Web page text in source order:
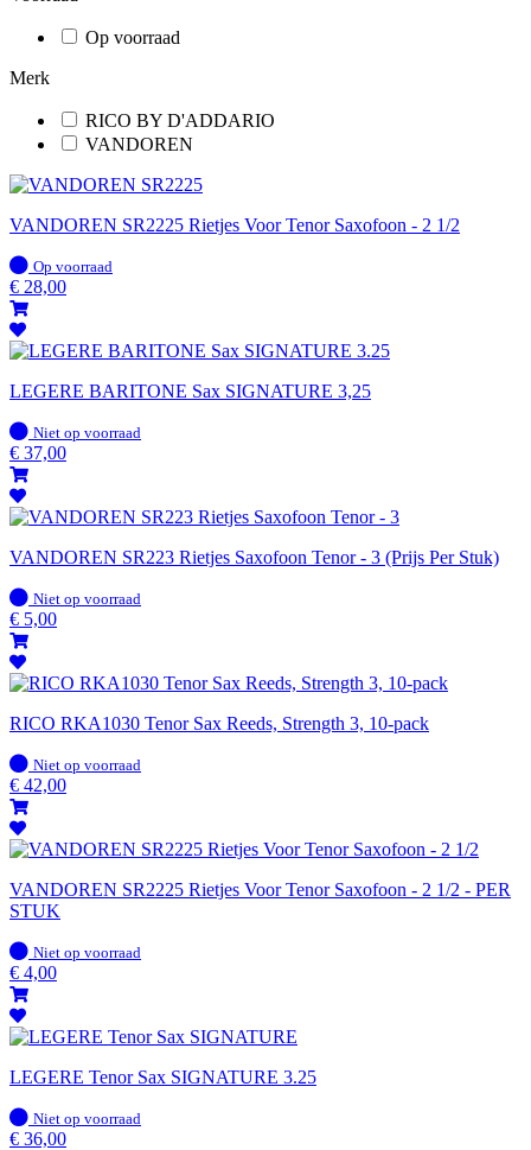
Op voorraad
Merk
RICO BY D'ADDARIO
VANDOREN
VANDOREN SR2225 Rietjes Voor Tenor Saxofoon - 2 1/2
Op
voorraad
Op voorraad
€ 28,00
LEGERE BARITONE Sax SIGNATURE 3,25
Op
voorraad
Niet op voorraad
€ 37,00
VANDOREN SR223 Rietjes Saxofoon Tenor - 3 (Prijs Per Stuk)
Op
voorraad
Niet op voorraad
€ 5,00
RICO RKA1030 Tenor Sax Reeds, Strength 3, 10-pack
Op
voorraad
Niet op voorraad
€ 42,00
VANDOREN SR2225 Rietjes Voor Tenor Saxofoon - 2 1/2 - PER
STUK
Op
voorraad
Niet op voorraad
€ 4,00
LEGERE Tenor Sax SIGNATURE 3.25
Op
voorraad
Niet op voorraad
€ 36,00